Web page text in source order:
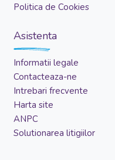
Politica de Cookies
Asistenta
Informatii legale
Contacteaza-ne
Intrebari frecvente
Harta site
ANPC
Solutionarea litigiilor